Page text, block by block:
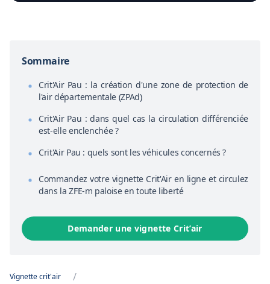
Sommaire
Crit'Air Pau : la création d'une zone de protection de
l'air départementale (ZPAd)
Crit'Air Pau : dans quel cas la circulation différenciée
est-elle enclenchée ?
Crit'Air Pau : quels sont les véhicules concernés ?
Commandez votre vignette Crit'Air en ligne et circulez
dans la ZFE-m paloise en toute liberté
Demander une vignette Crit’air
Vignette crit'air /